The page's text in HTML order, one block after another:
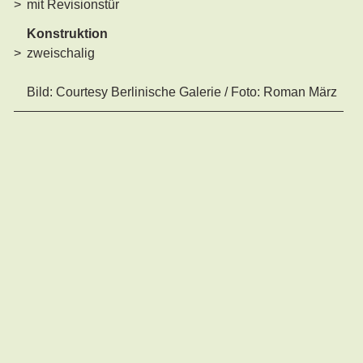
mit Revisionstür
Konstruktion
zweischalig
Bild: Courtesy Berlinische Galerie / Foto: Roman März